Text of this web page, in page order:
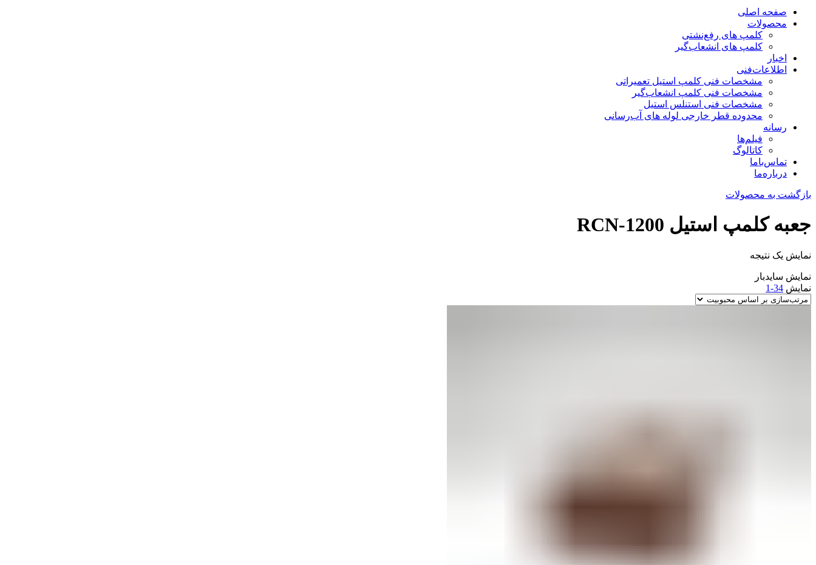
صفحه اصلی
محصولات
کلمپ های رفع‌نشتی
کلمپ های انشعاب‌گیر
اخبار
اطلاعات‌فنی
مشخصات فنی کلمپ استیل تعمیراتی
مشخصات فنی کلمپ انشعاب‌گیر
مشخصات فنی استنلس استیل
محدوده قطر خارجی لوله های آب‌رسانی
رسانه
فیلم‌ها
کاتالوگ
تماس‌با‌ما
درباره‌ما
بازگشت به محصولات
جعبه کلمپ استیل RCN-1200
نمایش یک نتیجه
نمایش سایدبار
نمایش 34-1